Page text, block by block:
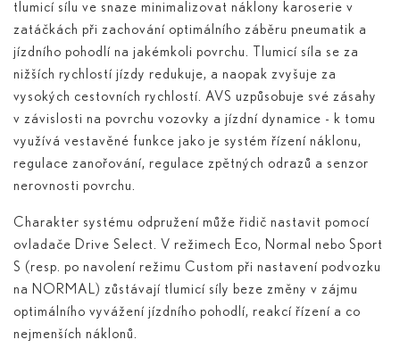
tlumicí sílu ve snaze minimalizovat náklony karoserie v
zatáčkách při zachování optimálního záběru pneumatik a
jízdního pohodlí na jakémkoli povrchu. Tlumicí síla se za
nižších rychlostí jízdy redukuje, a naopak zvyšuje za
vysokých cestovních rychlostí. AVS uzpůsobuje své zásahy
v závislosti na povrchu vozovky a jízdní dynamice - k tomu
využívá vestavěné funkce jako je systém řízení náklonu,
regulace zanořování, regulace zpětných odrazů a senzor
nerovnosti povrchu.
Charakter systému odpružení může řidič nastavit pomocí
ovladače Drive Select. V režimech Eco, Normal nebo Sport
S (resp. po navolení režimu Custom při nastavení podvozku
na NORMAL) zůstávají tlumicí síly beze změny v zájmu
optimálního vyvážení jízdního pohodlí, reakcí řízení a co
nejmenších náklonů.